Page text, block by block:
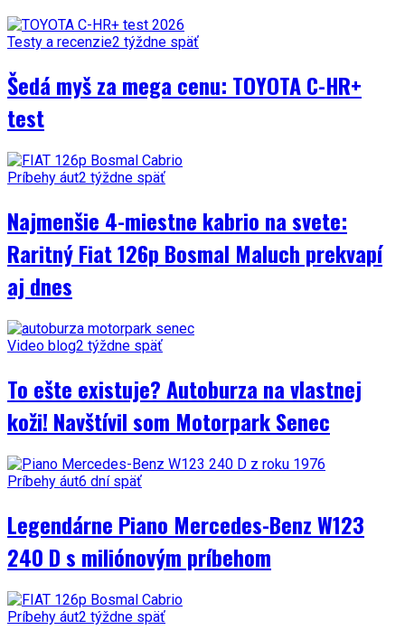
Testy a recenzie2 týždne späť
Šedá myš za mega cenu: TOYOTA C-HR+
test
Príbehy áut2 týždne späť
Najmenšie 4-miestne kabrio na svete:
Raritný Fiat 126p Bosmal Maluch prekvapí
aj dnes
Video blog2 týždne späť
To ešte existuje? Autoburza na vlastnej
koži! Navštívil som Motorpark Senec
Príbehy áut6 dní späť
Legendárne Piano Mercedes-Benz W123
240 D s miliónovým príbehom
Príbehy áut2 týždne späť